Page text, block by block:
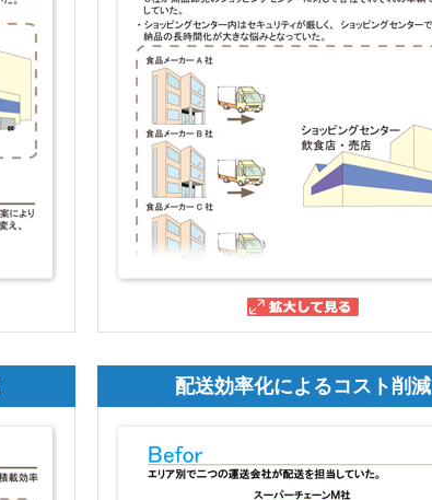
配送効率化によるコスト削減